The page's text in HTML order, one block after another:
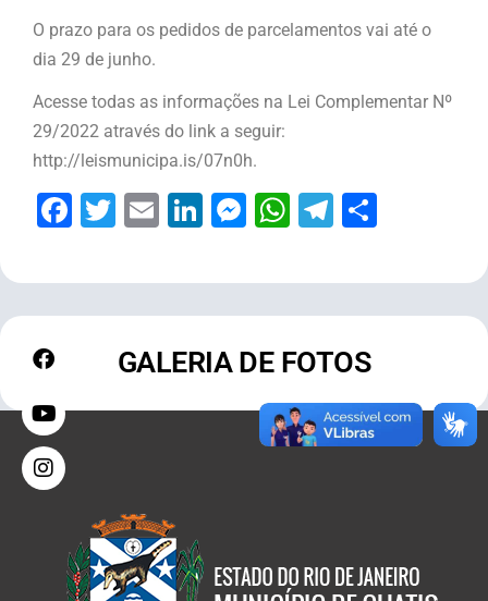
O prazo para os pedidos de parcelamentos vai até o
dia 29 de junho.
Acesse todas as informações na Lei Complementar Nº
29/2022 através do link a seguir:
http://leismunicipa.is/07n0h.
Facebook
Twitter
EmailLinkedIn
Messenger
WhatsApp
Telegram
GALERIA DE FOTOS